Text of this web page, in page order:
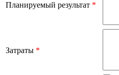
Планируемый результат *
Затраты *